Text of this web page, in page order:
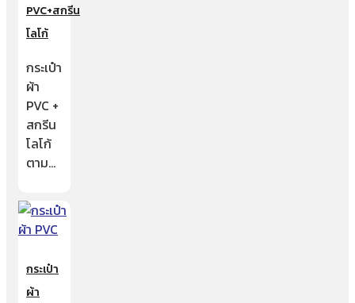
PVC+สกรีน
โลโก้
กระเป๋า
ผ้า
PVC +
สกรีน
โลโก้
ตาม…
กระเป๋า
ผ้า